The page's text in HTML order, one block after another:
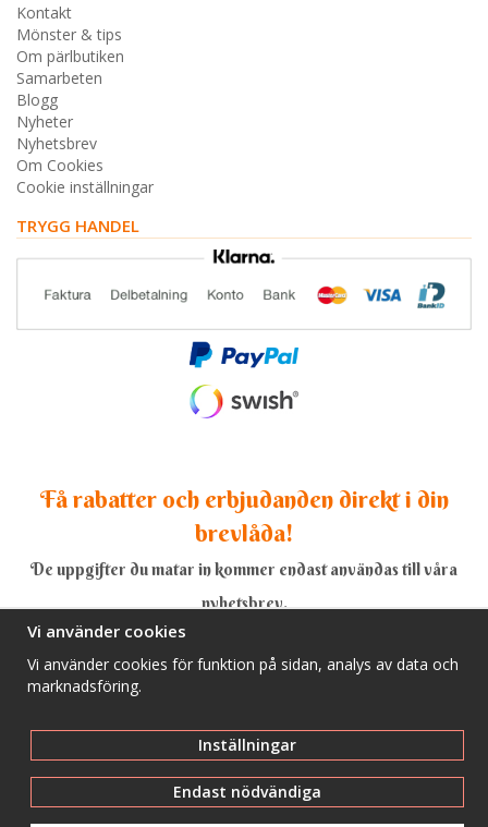
Kontakt
Mönster & tips
Om pärlbutiken
Samarbeten
Blogg
Nyheter
Nyhetsbrev
Om Cookies
Cookie inställningar
TRYGG HANDEL
Få rabatter och erbjudanden direkt i din
brevlåda!
De uppgifter du matar in kommer endast användas till våra
nyhetsbrev.
Vi använder cookies
Vi använder cookies för funktion på sidan, analys av data och
marknadsföring.
Inställningar
Endast nödvändiga